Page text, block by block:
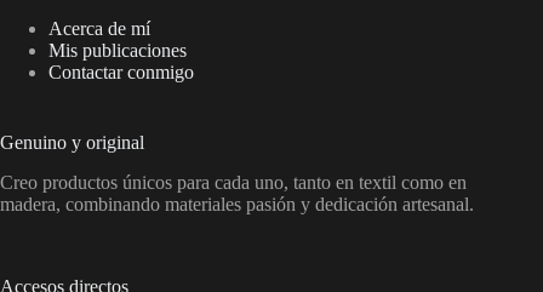
Acerca de mí
Mis publicaciones
Contactar conmigo
Genuino y original
Creo productos únicos para cada uno, tanto en textil como en
madera, combinando materiales pasión y dedicación artesanal.
Accesos directos